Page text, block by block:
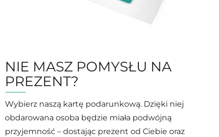
NIE MASZ POMYSŁU NA
PREZENT?
Wybierz naszą kartę podarunkową. Dzięki niej
obdarowana osoba będzie miała podwójną
przyjemność – dostając prezent od Ciebie oraz